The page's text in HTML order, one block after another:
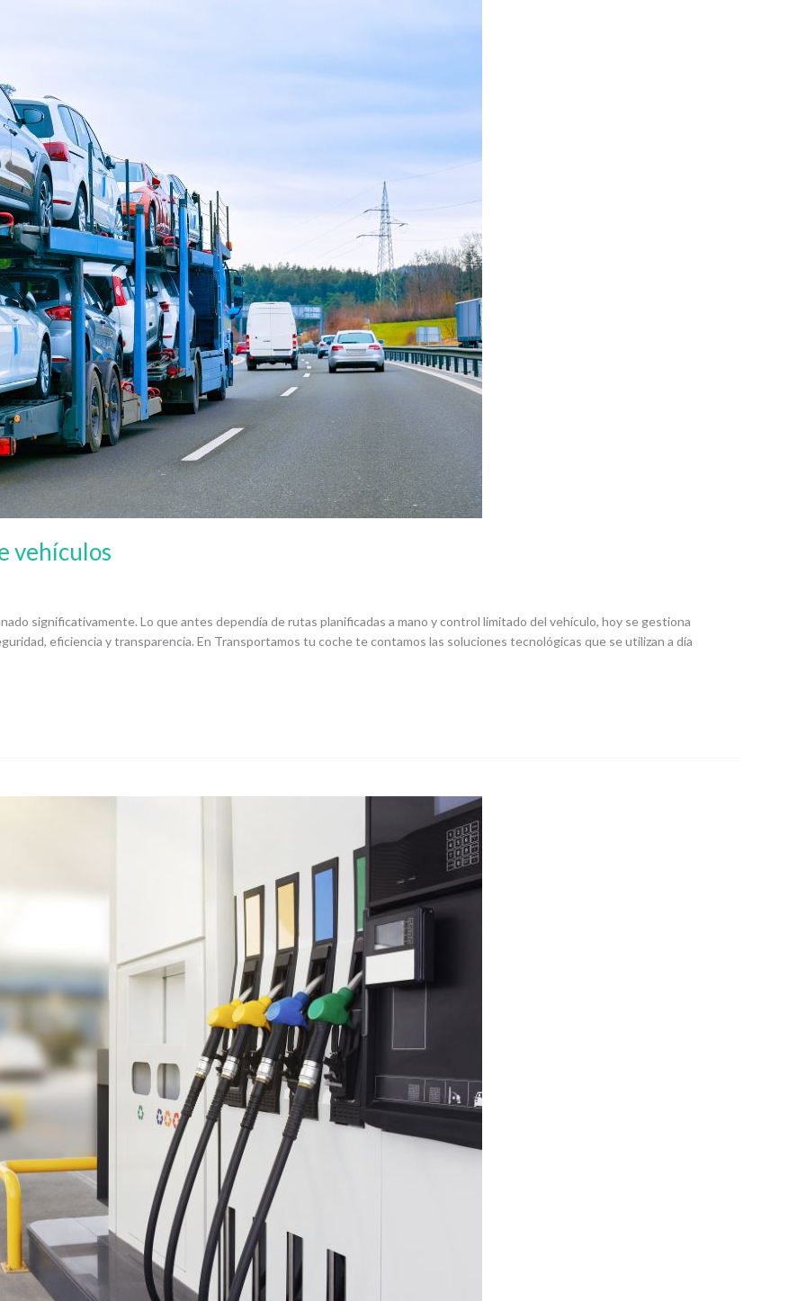
vehículos
significativamente. Lo que antes dependía de rutas planificadas a mano y control limitado del vehículo, hoy se gestiona
eficiencia y transparencia. En Transportamos tu coche te contamos las soluciones tecnológicas que se utilizan a día